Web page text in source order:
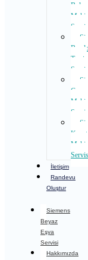
Tamir
İletişim
Randevu
Oluştur
Siemens
Beyaz
Eşya
Servisi
Hakkımızda